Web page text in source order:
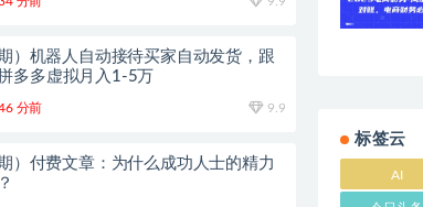
）机器人自动接待买家自动发货，跟
多多虚拟月入1-5万
分前 9.9
）付费文章：为什么成功人士的精力
标签云
AI